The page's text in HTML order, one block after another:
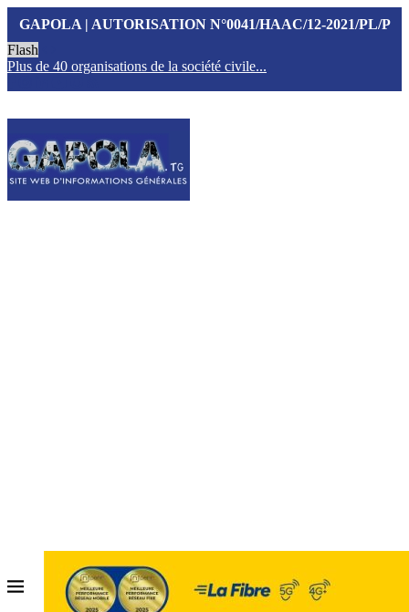
GAPOLA | AUTORISATION N°0041/HAAC/12-2021/PL/P
Flash
Plus de 40 organisations de la société civile...